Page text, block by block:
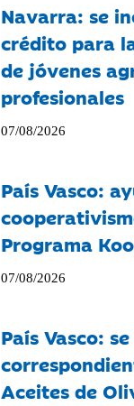
Navarra: se
crédito para
de jóvenes
profesionales
07/08/2026
País Vasco:
Programa
07/08/2026
País Vasco:
Aceites de